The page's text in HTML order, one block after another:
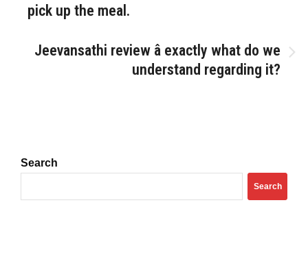
navigation
pick up the meal.
Jeevansathi review â exactly what do we
understand regarding it?
Search
Search